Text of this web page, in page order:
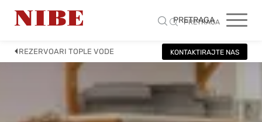
PRETRAGA
PRETRAGA
REZERVOARI TOPLE VODE KONTAKTIRAJTE NAS